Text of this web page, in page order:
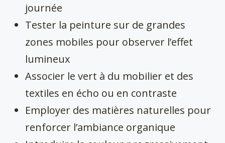
journée
Tester la peinture sur de grandes
zones mobiles pour observer l’effet
lumineux
Associer le vert à du mobilier et des
textiles en écho ou en contraste
Employer des matières naturelles pour
renforcer l’ambiance organique